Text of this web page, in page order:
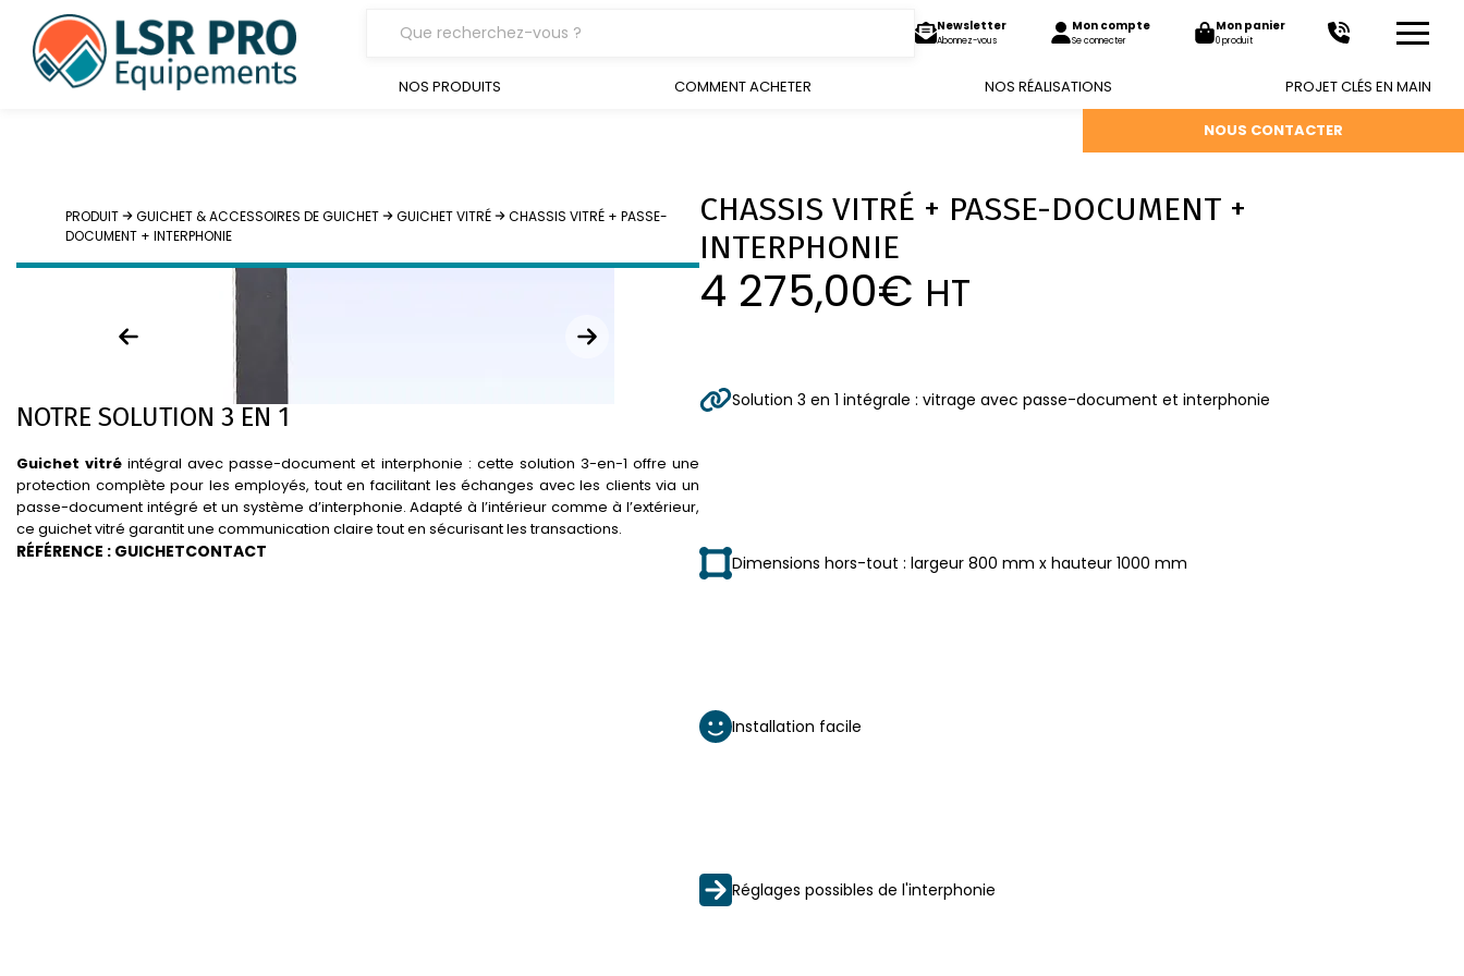
Newsletter
Abonnez-vous
Mon compte
Se connecter
Mon panier
0 produit
NOS PRODUITS COMMENT ACHETER NOS RÉALISATIONS PROJET CLÉS EN MAIN
NOUS CONTACTER
PRODUIT GUICHET & ACCESSOIRES DE GUICHET GUICHET VITRÉ
CHASSIS VITRÉ + PASSE-
DOCUMENT + INTERPHONIE
NOTRE SOLUTION 3 EN 1
Guichet vitré intégral avec passe-document et interphonie : cette solution 3-en-1 offre une
protection complète pour les employés, tout en facilitant les échanges avec les clients via un
passe-document intégré et un système d’interphonie. Adapté à l’intérieur comme à l’extérieur,
ce guichet vitré garantit une communication claire tout en sécurisant les transactions.
RÉFÉRENCE : GUICHETCONTACT
CHASSIS VITRÉ + PASSE-DOCUMENT +
INTERPHONIE
4 275,00€ HT
Solution 3 en 1 intégrale : vitrage avec passe-document et interphonie
Dimensions hors-tout : largeur 800 mm x hauteur 1000 mm
Installation facile
Réglages possibles de l'interphonie